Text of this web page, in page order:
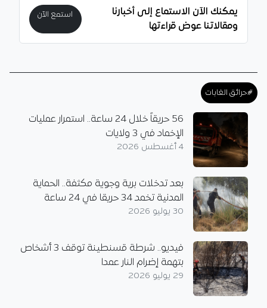
يمكنك الآن الاستماع إلى أخبارنا
ومقالاتنا عوض قراءتها
استمع الآن
#حرائق الغابات
56 حريقاً خلال 24 ساعة.. استمرار عمليات
الإخماد في 3 ولايات
4 أغسطس 2026
بعد تدخلات برية وجوية مكثفة.. الحماية
المدنية تخمد 34 حريقا في 24 ساعة
30 يوليو 2026
فيديو.. شرطة قسنطينة توقف 3 أشخاص
بتهمة إضرام النار عمدا
29 يوليو 2026